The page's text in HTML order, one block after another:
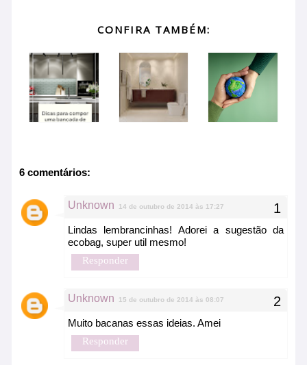
CONFIRA TAMBÉM:
6 comentários:
Unknown 14 de outubro de 2014 às 17:27
Lindas lembrancinhas! Adorei a sugestão da
ecobag, super util mesmo!
Responder
Unknown 15 de outubro de 2014 às 08:07
Muito bacanas essas ideias. Amei
Responder